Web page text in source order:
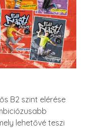
B2 szint elérése
lehetővé teszi